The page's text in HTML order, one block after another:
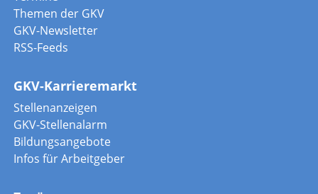
Themen der GKV
GKV-Newsletter
RSS-Feeds
GKV-Karrieremarkt
Stellenanzeigen
GKV-Stellenalarm
Bildungsangebote
Infos für Arbeitgeber